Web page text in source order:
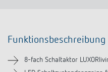
Technische
Funktionsbeschreibung
8-fach Schaltaktor